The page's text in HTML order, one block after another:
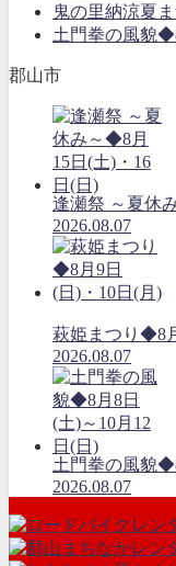
鬼の里納涼夏
土門拳の風貌
郡山市
逢瀬祭 ～夏休
2026.08.07
萩姫まつり◆8
2026.08.07
土門拳の風貌
2026.08.07